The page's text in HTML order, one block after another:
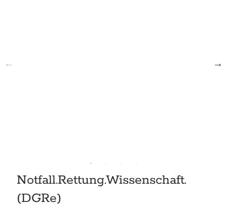
Notfall.Rettung.Wissenschaft.
(DGRe)